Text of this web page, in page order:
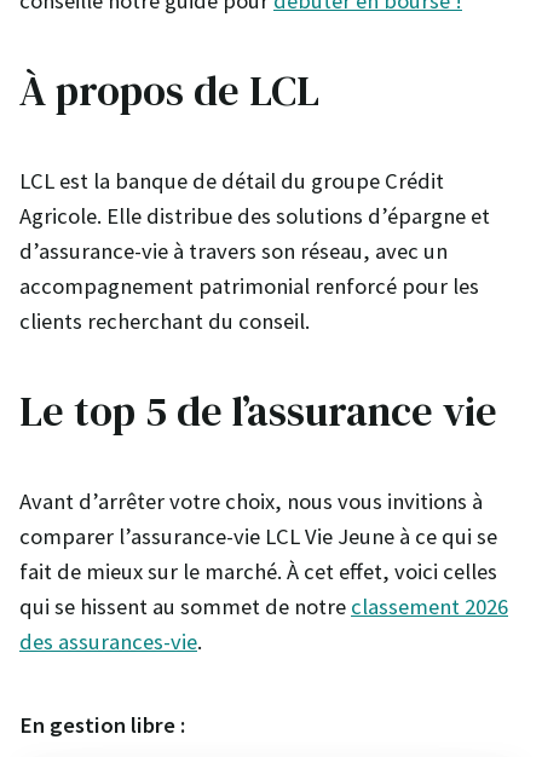
À propos de LCL
LCL est la banque de détail du groupe Crédit
Agricole. Elle distribue des solutions d’épargne et
d’assurance-vie à travers son réseau, avec un
accompagnement patrimonial renforcé pour les
clients recherchant du conseil.
Le top 5 de l’assurance vie
Avant d’arrêter votre choix, nous vous invitions à
comparer l’assurance-vie LCL Vie Jeune à ce qui se
fait de mieux sur le marché. À cet effet, voici celles
qui se hissent au sommet de notre classement 2026
des assurances-vie.
En gestion libre :